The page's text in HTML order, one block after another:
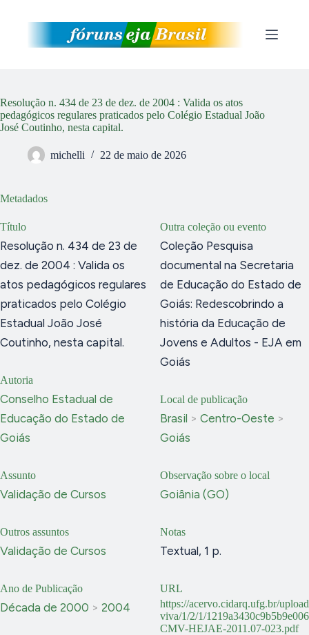
Resolução n. 434 de 23 de dez. de 2004 : Valida os atos
pedagógicos regulares praticados pelo Colégio Estadual João
José Coutinho, nesta capital.
michelli 22 de maio de 2026
Metadados
Título
Resolução n. 434 de 23 de
dez. de 2004 : Valida os
atos pedagógicos regulares
praticados pelo Colégio
Estadual João José
Coutinho, nesta capital.
Autoria
Conselho Estadual de
Educação do Estado de
Goiás
Assunto
Validação de Cursos
Outros assuntos
Validação de Cursos
Ano de Publicação
Década de 2000 > 2004
Outra coleção ou evento
Coleção Pesquisa
documental na Secretaria
de Educação do Estado de
Goiás: Redescobrindo a
história da Educação de
Jovens e Adultos - EJA em
Goiás
Local de publicação
Brasil > Centro-Oeste >
Goiás
Observação sobre o local
Goiânia (GO)
Notas
Textual, 1 p.
URL
https://acervo.cidarq.ufg.br/
viva/1/2/1/
CMV-HEJAE-2011.07-023.pdf